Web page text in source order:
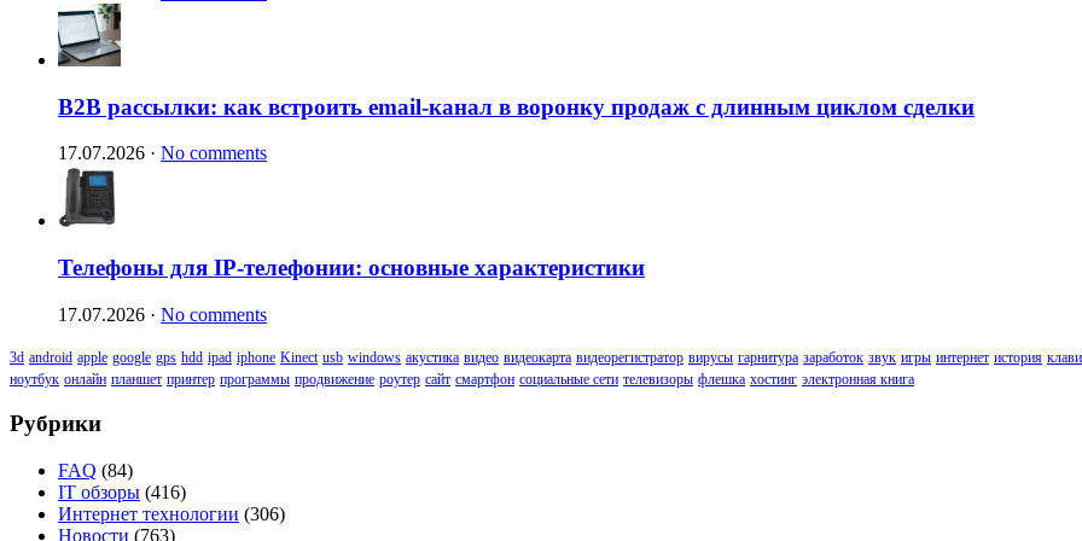
B2B рассылки: как встроить email-канал в воронку продаж с длинным циклом сделки
17.07.2026 · No comments
Телефоны для IP-телефонии: основные характеристики
17.07.2026 · No comments
3d android apple google gps hdd ipad iphone Kinect usb windows акустика видео видеокарта видеорегистратор вирусы гарнитура заработок звук игры интернет история
ноутбук онлайн планшет принтер программы продвижение роутер сайт смартфон социальные сети телевизоры флешка хостинг электронная книга
Рубрики
FAQ (84)
IT обзоры (416)
Интернет технологии (306)
Новости (763)